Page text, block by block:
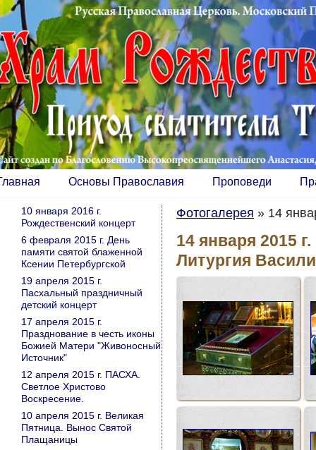
Основы Православия Проповеди
Фотогалерея » 14
14 января 2015
Литургия
10 января 2016 г.
Рождественский концерт
6 февраля 2015 г. День
памяти святой блаженной
Ксении Петербургской
19 апреля 2015 г.
Пасхальный праздничный
детский концерт
17 апреля 2015 г.
Празднование в честь иконы
Божией Матери "Живоносный
Источник"
12 апреля 2015 г. ПАСХА.
Светлое Христово
Воскресение.
10 апреля 2015 г. Великая
Пятница. Вынос Святой
Плащаницы